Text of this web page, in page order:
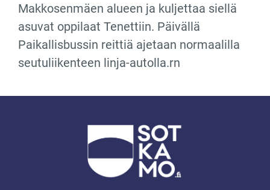
Makkosenmäen alueen ja kuljettaa siellä
asuvat oppilaat Tenettiin. Päivällä
Paikallisbussin reittiä ajetaan normaalilla
seutuliikenteen linja-autolla.rn